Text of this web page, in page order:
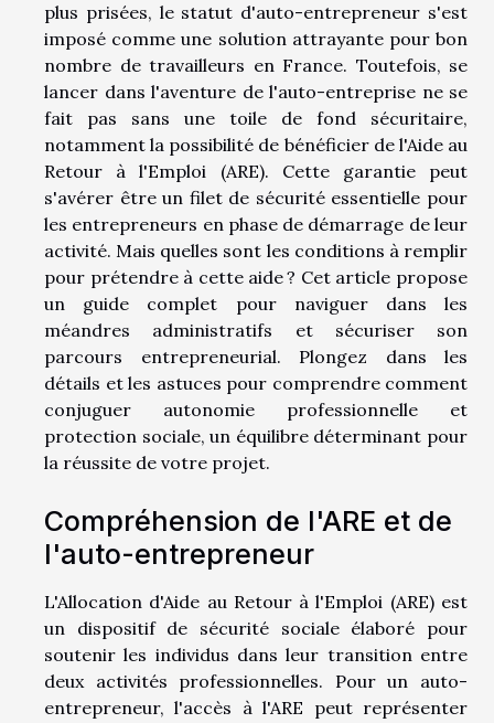
plus prisées, le statut d'auto-entrepreneur s'est
imposé comme une solution attrayante pour bon
nombre de travailleurs en France. Toutefois, se
lancer dans l'aventure de l'auto-entreprise ne se
fait pas sans une toile de fond sécuritaire,
notamment la possibilité de bénéficier de l'Aide au
Retour à l'Emploi (ARE). Cette garantie peut
s'avérer être un filet de sécurité essentielle pour
les entrepreneurs en phase de démarrage de leur
activité. Mais quelles sont les conditions à remplir
pour prétendre à cette aide ? Cet article propose
un guide complet pour naviguer dans les
méandres administratifs et sécuriser son
parcours entrepreneurial. Plongez dans les
détails et les astuces pour comprendre comment
conjuguer autonomie professionnelle et
protection sociale, un équilibre déterminant pour
la réussite de votre projet.
Compréhension de l'ARE et de
l'auto-entrepreneur
L'Allocation d'Aide au Retour à l'Emploi (ARE) est
un dispositif de sécurité sociale élaboré pour
soutenir les individus dans leur transition entre
deux activités professionnelles. Pour un auto-
entrepreneur, l'accès à l'ARE peut représenter